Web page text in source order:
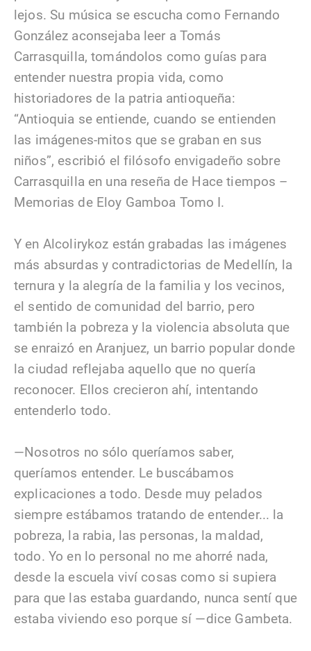
lejos. Su música se escucha como Fernando
González aconsejaba leer a Tomás
Carrasquilla, tomándolos como guías para
entender nuestra propia vida, como
historiadores de la patria antioqueña:
“Antioquia se entiende, cuando se entienden
las imágenes-mitos que se graban en sus
niños”, escribió el filósofo envigadeño sobre
Carrasquilla en una reseña de Hace tiempos –
Memorias de Eloy Gamboa Tomo I.
Y en Alcolirykoz están grabadas las imágenes
más absurdas y contradictorias de Medellín, la
ternura y la alegría de la familia y los vecinos,
el sentido de comunidad del barrio, pero
también la pobreza y la violencia absoluta que
se enraizó en Aranjuez, un barrio popular donde
la ciudad reflejaba aquello que no quería
reconocer. Ellos crecieron ahí, intentando
entenderlo todo.
—Nosotros no sólo queríamos saber,
queríamos entender. Le buscábamos
explicaciones a todo. Desde muy pelados
siempre estábamos tratando de entender... la
pobreza, la rabia, las personas, la maldad,
todo. Yo en lo personal no me ahorré nada,
desde la escuela viví cosas como si supiera
para que las estaba guardando, nunca sentí que
estaba viviendo eso porque sí —dice Gambeta.